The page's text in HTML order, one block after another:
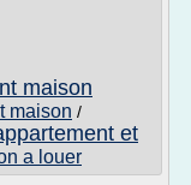
maison
maison /
et
a louer